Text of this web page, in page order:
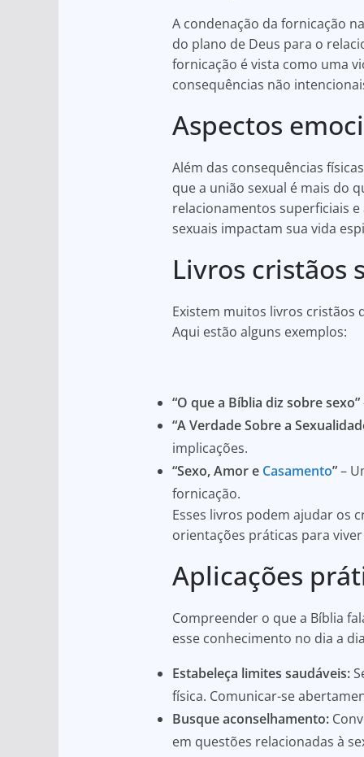
A condenação da fornicação
do plano de Deus para o
fornicação é vista como uma
consequências não
Aspectos
Além das consequências
que a união sexual é mais do
relacionamentos superficiais
sexuais impactam sua vida
Livros cristãos
Existem muitos livros cristãos
Aqui estão alguns exemplos:
“O que a Bíblia diz sobre sexo”
“A Verdade Sobre a
implicações.
“Sexo, Amor e Casamento”–
fornicação.
Esses livros podem ajudar os
orientações práticas para
Aplicações
Compreender o que a Bíblia
esse conhecimento no dia a
Estabeleça limites saudáveis:
física. Comunicar-se
Busque aconselhamento:
em questões relacionadas à